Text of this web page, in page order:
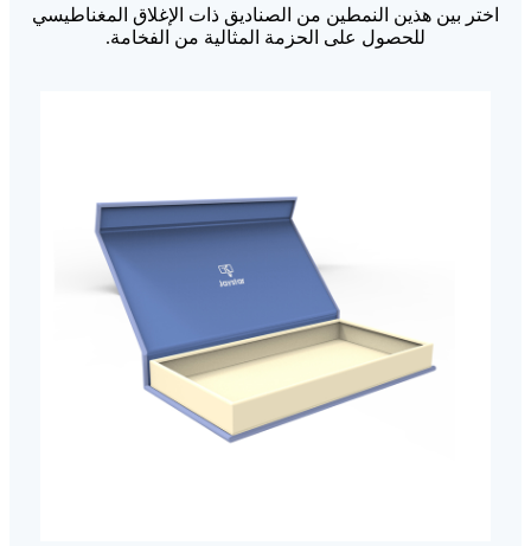
اختر بين هذين النمطين من الصناديق ذات الإغلاق المغناطيسي
للحصول على الحزمة المثالية من الفخامة.